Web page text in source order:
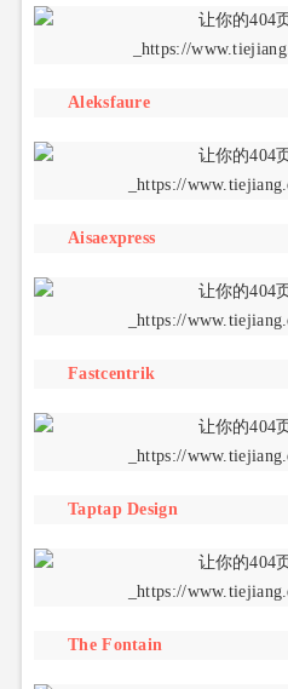
Aleksfaure
Aisaexpress
Fastcentrik
Taptap Design
The Fontain